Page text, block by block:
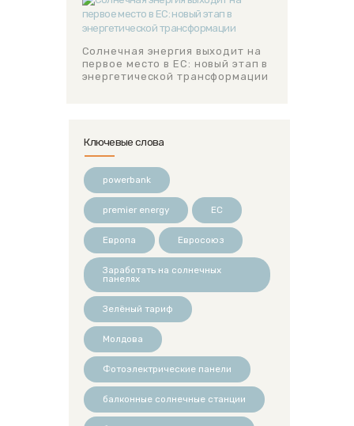
Солнечная энергия выходит на
первое место в ЕС: новый этап в
энергетической трансформации
Ключевые слова
powerbank
premier energy ЕС
Европа Евросоюз
Заработать на солнечных
панелях
Зелёный тариф
Молдова
Фотоэлектрические панели
балконные солнечные станции